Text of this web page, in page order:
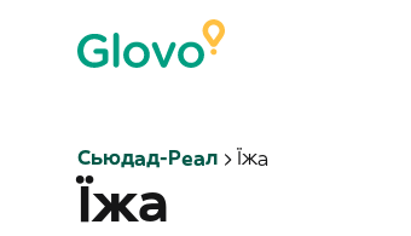
Сьюдад-Реал Їжа
Їжа